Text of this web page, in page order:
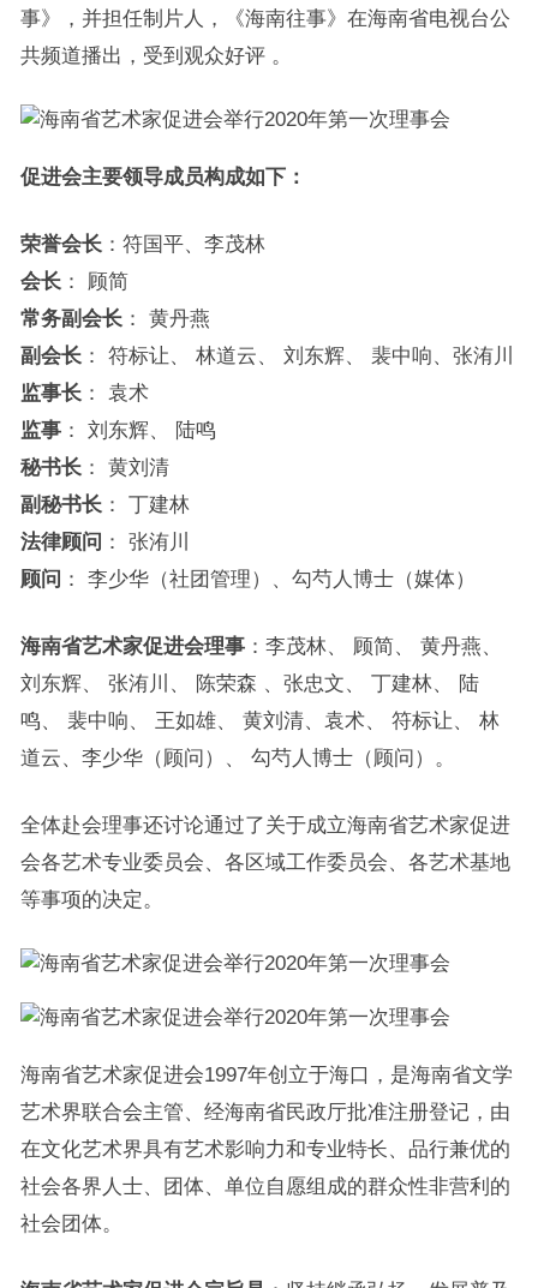
事》，并担任制片人，《海南往事》在海南省电视台公
共频道播出，受到观众好评 。
促进会主要领导成员构成如下：
荣誉会长：符国平、李茂林
会长： 顾简
常务副会长： 黄丹燕
副会长： 符标让、 林道云、 刘东辉、 裴中响、张洧川
监事长： 袁术
监事： 刘东辉、 陆鸣
秘书长： 黄刘清
副秘书长： 丁建林
法律顾问 ： 张洧川
顾问 ： 李少华（社团管理）、勾芍人博士（媒体）
海南省艺术家促进会理事：李茂林、 顾简、 黄丹燕、
刘东辉、 张洧川、 陈荣森 、张忠文、 丁建林、 陆
鸣、 裴中响、 王如雄、 黄刘清、袁术、 符标让、 林
道云、李少华（顾问）、 勾芍人博士（顾问）。
全体赴会理事还讨论通过了关于成立海南省艺术家促进
会各艺术专业委员会、各区域工作委员会、各艺术基地
等事项的决定。
海南省艺术家促进会1997年创立于海口，是海南省文学
艺术界联合会主管、经海南省民政厅批准注册登记，由
在文化艺术界具有艺术影响力和专业特长、品行兼优的
社会各界人士、团体、单位自愿组成的群众性非营利的
社会团体。